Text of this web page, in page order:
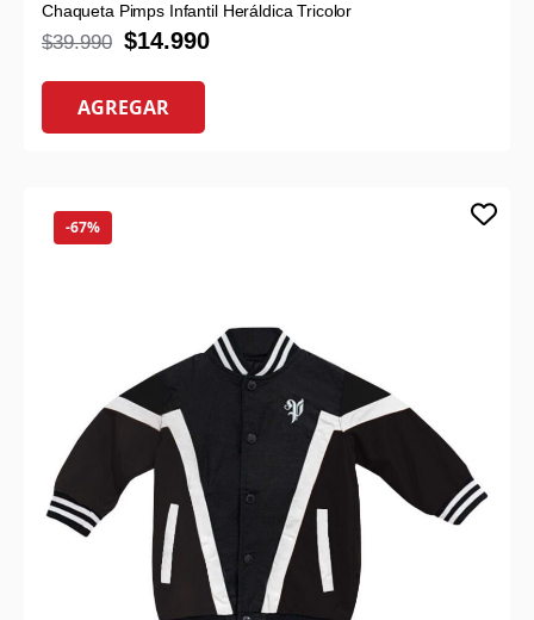
Chaqueta Pimps Infantil Heráldica Tricolor
$39.990 $14.990
AGREGAR
-67%